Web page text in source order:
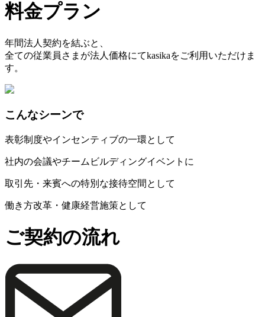
料金プラン
年間法人契約を結ぶと、
全ての従業員さまが法人価格にてkasikaをご利用いただけま
す。
こんなシーンで
表彰制度やインセンティブの一環として
社内の会議やチームビルディングイベントに
取引先・来賓への特別な接待空間として
働き方改革・健康経営施策として
ご契約の流れ